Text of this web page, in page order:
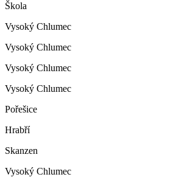
Škola
Vysoký Chlumec
Vysoký Chlumec
Vysoký Chlumec
Vysoký Chlumec
Pořešice
Hrabří
Skanzen
Vysoký Chlumec